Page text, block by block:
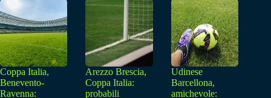
Coppa Italia,
Benevento-
Ravenna:
Arezzo Brescia,
Coppa Italia:
probabili
Udinese
Barcellona,
amichevole: